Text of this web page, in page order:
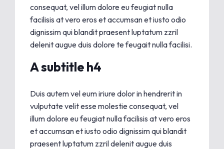
consequat, vel illum dolore eu feugiat nulla
facilisis at vero eros et accumsan et iusto odio
dignissim qui blandit praesent luptatum zzril
delenit augue duis dolore te feugait nulla facilisi.
A subtitle h4
Duis autem vel eum iriure dolor in hendrerit in
vulputate velit esse molestie consequat, vel
illum dolore eu feugiat nulla facilisis at vero eros
et accumsan et iusto odio dignissim qui blandit
praesent luptatum zzril delenit augue duis